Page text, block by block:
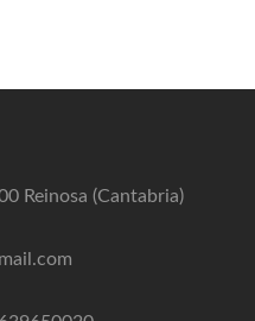
Reinosa (Cantabria)